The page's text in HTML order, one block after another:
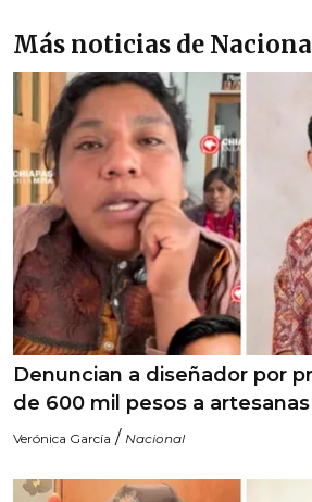
Más noticias de
Denuncian a diseñador por
de 600 mil pesos a artesanas
Verónica García / Nacional